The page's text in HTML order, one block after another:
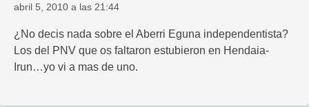
abril 5, 2010 a las 21:44
¿No decis nada sobre el Aberri Eguna independentista?
Los del PNV que os faltaron estubieron en Hendaia-
Irun…yo vi a mas de uno.